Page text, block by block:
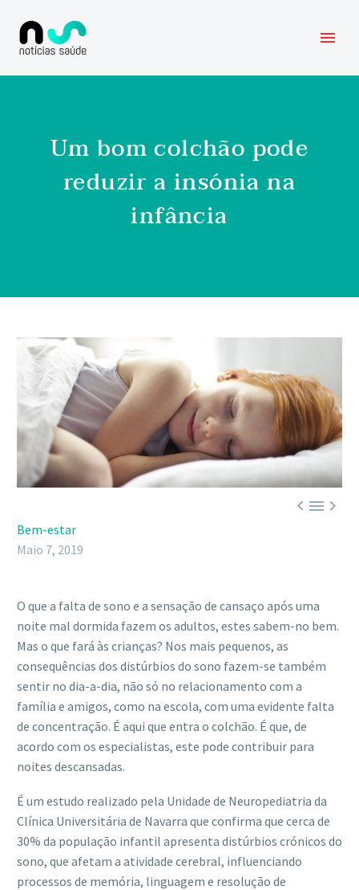
Um bom colchão pode
reduzir a insónia na
infância

Bem-estar
Maio 7, 2019
O que a falta de sono e a sensação de cansaço após uma
noite mal dormida fazem os adultos, estes sabem-no bem.
Mas o que fará às crianças? Nos mais pequenos, as
consequências dos distúrbios do sono fazem-se também
sentir no dia-a-dia, não só no relacionamento com a
família e amigos, como na escola, com uma evidente falta
de concentração. É aqui que entra o colchão. É que, de
acordo com os especialistas, este pode contribuir para
noites descansadas.
É um estudo realizado pela Unidade de Neuropediatria da
Clínica Universitária de Navarra que confirma que cerca de
30% da população infantil apresenta distúrbios crónicos do
sono, que afetam a atividade cerebral, influenciando
processos de memória, linguagem e resolução de